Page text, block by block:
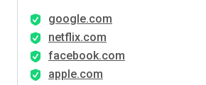
google.com
netflix.com
facebook.com
apple.com